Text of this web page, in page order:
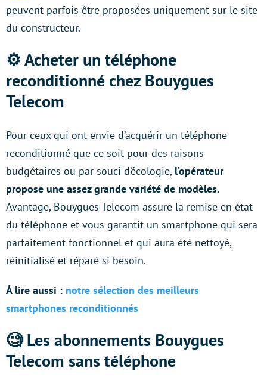
peuvent parfois être proposées uniquement sur le site
du constructeur.
⚙️ Acheter un téléphone
reconditionné chez Bouygues
Telecom
Pour ceux qui ont envie d’acquérir un téléphone
reconditionné que ce soit pour des raisons
budgétaires ou par souci d’écologie, l’opérateur
propose une assez grande variété de modèles.
Avantage, Bouygues Telecom assure la remise en état
du téléphone et vous garantit un smartphone qui sera
parfaitement fonctionnel et qui aura été nettoyé,
réinitialisé et réparé si besoin.
À lire aussi : notre sélection des meilleurs
smartphones reconditionnés
🧐 Les abonnements Bouygues
Telecom sans téléphone